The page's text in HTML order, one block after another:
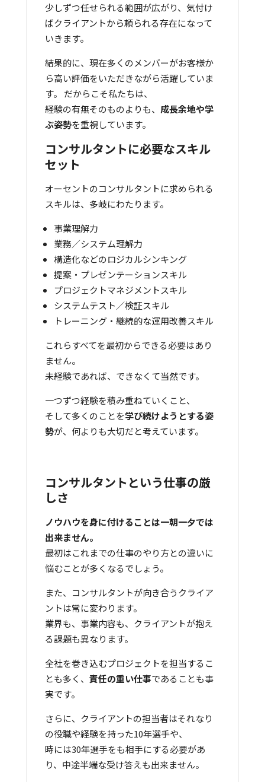
少しずつ任せられる範囲が広がり、気付け
ばクライアントから頼られる存在になって
いきます。
結果的に、現在多くのメンバーがお客様か
ら高い評価をいただきながら活躍していま
す。 だからこそ私たちは、
経験の有無そのものよりも、 成長余地や学
ぶ姿勢を重視しています。
コンサルタントに必要なスキル
セット
オーセントのコンサルタントに求められる
スキルは、多岐にわたります。
事業理解力
業務／システム理解力
構造化などのロジカルシンキング
提案・プレゼンテーションスキル
プロジェクトマネジメントスキル
システムテスト／検証スキル
トレーニング・継続的な運用改善スキル
これらすべてを最初からできる必要はあり
ません。
未経験であれば、できなくて当然です。
一つずつ経験を積み重ねていくこと、
そして多くのことを学び続けようとする姿
勢が、何よりも大切だと考えています。
コンサルタントという仕事の厳
しさ
ノウハウを身に付けることは一朝一夕では
出来ません。
最初はこれまでの仕事のやり方との違いに
悩むことが多くなるでしょう。
また、コンサルタントが向き合うクライア
ントは常に変わります。
業界も、事業内容も、クライアントが抱え
る課題も異なります。
全社を巻き込むプロジェクトを担当するこ
とも多く、 責任の重い仕事であることも事
実です。
さらに、クライアントの担当者はそれなり
の役職や経験を持った10年選手や、
時には30年選手をも相手にする必要があ
り、中途半端な受け答えも出来ません。